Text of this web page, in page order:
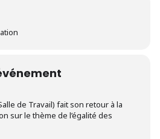
de Travail) fait son retour à la
sur le thème de l’égalité des